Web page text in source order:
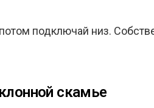
подключай низ.
скамье